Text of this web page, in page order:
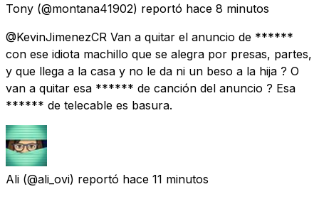
Tony (@montana41902) reportó hace 8 minutos
@KevinJimenezCR Van a quitar el anuncio de ******
con ese idiota machillo que se alegra por presas, partes,
y que llega a la casa y no le da ni un beso a la hija ? O
van a quitar esa ****** de canción del anuncio ? Esa
****** de telecable es basura.
Ali (@ali_ovi) reportó hace 11 minutos